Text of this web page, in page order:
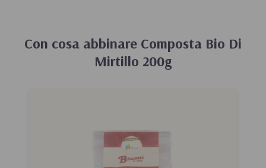
Con cosa abbinare Composta Bio Di
Mirtillo 200g